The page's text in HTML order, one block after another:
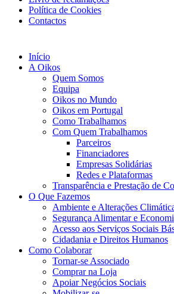
Política de Cookies
Contactos
Início
A Oikos
Quem Somos
Equipa
Oikos no Mundo
Oikos em Portugal
Como Trabalhamos
Com Quem Trabalhamos
Parceiros
Financiadores
Empresas Solidárias
Redes e Plataformas
Transparência e Prestação de
O Que Fazemos
Ambiente e Alterações
Segurança Alimentar e
Acesso aos Serviços Sociais
Cidadania e Direitos Humanos
Como Colaborar
Tornar-se Associado
Comprar na Loja
Apoiar Negócios Sociais